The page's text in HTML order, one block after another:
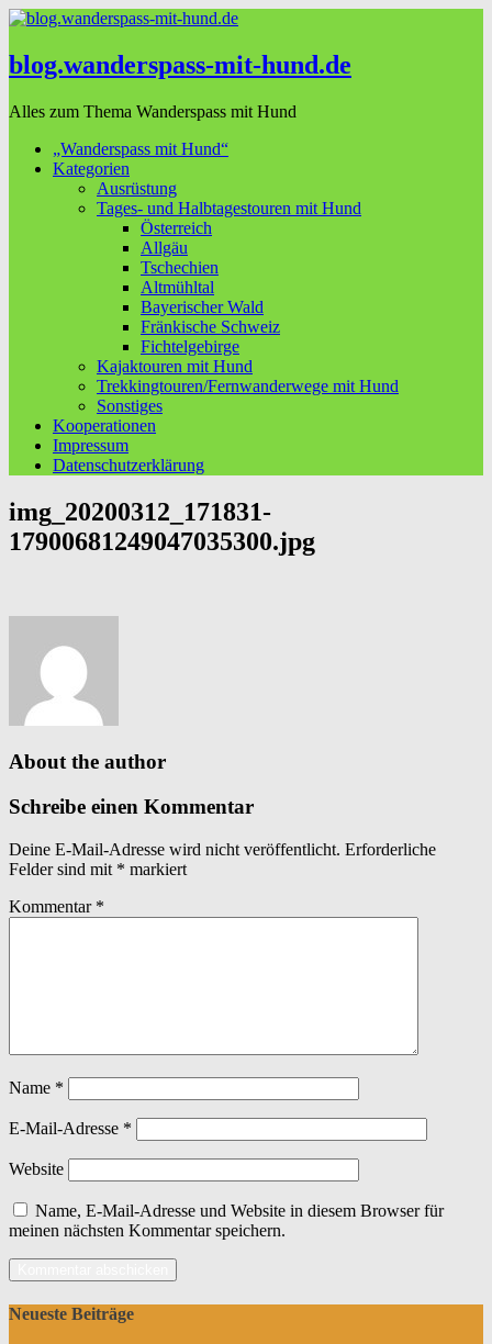
blog.wanderspass-mit-hund.de
Alles zum Thema Wanderspass mit Hund
„Wanderspass mit Hund“
Kategorien
Ausrüstung
Tages- und Halbtagestouren mit Hund
Österreich
Allgäu
Tschechien
Altmühltal
Bayerischer Wald
Fränkische Schweiz
Fichtelgebirge
Kajaktouren mit Hund
Trekkingtouren/Fernwanderwege mit Hund
Sonstiges
Kooperationen
Impressum
Datenschutzerklärung
img_20200312_171831-
17900681249047035300.jpg
About the author
Schreibe einen Kommentar
Deine E-Mail-Adresse wird nicht veröffentlicht. Erforderliche
Felder sind mit * markiert
Kommentar *
Name *
E-Mail-Adresse *
Website
Name, E-Mail-Adresse und Website in diesem Browser für
meinen nächsten Kommentar speichern.
Neueste Beiträge